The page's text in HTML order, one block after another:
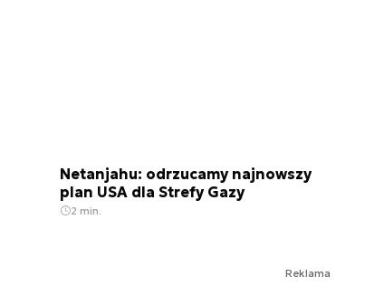
Netanjahu: odrzucamy najnowszy
plan USA dla Strefy Gazy
2 min.
Reklama